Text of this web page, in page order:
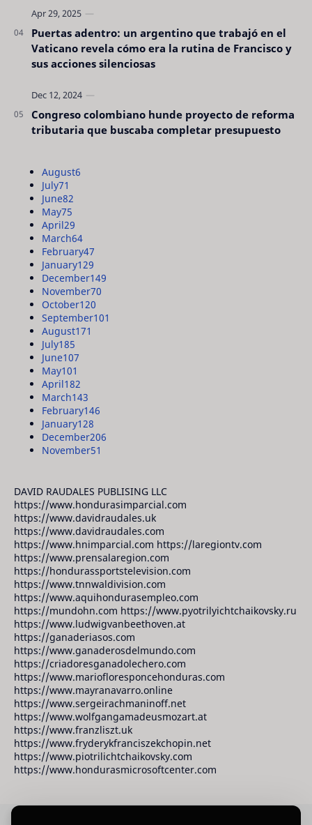
Puertas adentro: un argentino que trabajó en el
Vaticano revela cómo era la rutina de Francisco y
sus acciones silenciosas
Congreso colombiano hunde proyecto de reforma
tributaria que buscaba completar presupuesto
August6
July71
June82
May75
April29
March64
February47
January129
December149
November70
October120
September101
August171
July185
June107
May101
April182
March143
February146
January128
December206
November51
DAVID RAUDALES PUBLISING LLC
https://www.hondurasimparcial.com
https://www.davidraudales.uk
https://www.davidraudales.com
https://www.hnimparcial.com https://laregiontv.com
https://www.prensalaregion.com
https://hondurassportstelevision.com
https://www.tnnwaldivision.com
https://www.aquihondurasempleo.com
https://mundohn.com https://www.pyotrilyichtchaikovsky.ru
https://www.ludwigvanbeethoven.at
https://ganaderiasos.com
https://www.ganaderosdelmundo.com
https://criadoresganadolechero.com
https://www.mariofloresponcehonduras.com
https://www.mayranavarro.online
https://www.sergeirachmaninoff.net
https://www.wolfgangamadeusmozart.at
https://www.franzliszt.uk
https://www.fryderykfranciszekchopin.net
https://www.piotrilichtchaikovsky.com
https://www.hondurasmicrosoftcenter.com